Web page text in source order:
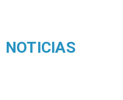
NOTICIAS